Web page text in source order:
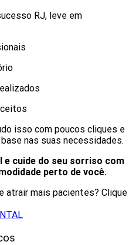
RJ, leve em
isso com poucos cliques e
nas suas necessidades.
e cuide do seu sorriso com
perto de você.
atrair mais pacientes? Clique